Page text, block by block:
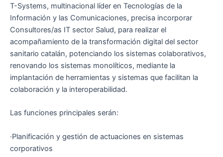
T-Systems, multinacional líder en Tecnologías de la
Información y las Comunicaciones, precisa incorporar
Consultores/as IT sector Salud, para realizar el
acompañamiento de la transformación digital del sector
sanitario catalán, potenciando los sistemas colaborativos,
renovando los sistemas monolíticos, mediante la
implantación de herramientas y sistemas que facilitan la
colaboración y la interoperabilidad.
Las funciones principales serán:
·Planificación y gestión de actuaciones en sistemas
corporativos